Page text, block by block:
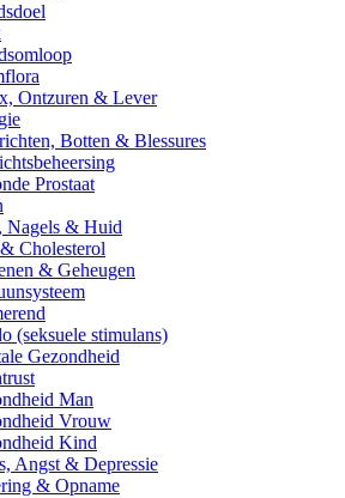
Ontzuren & Lever
Botten & Blessures
Prostaat
Nagels & Huid
Cholesterol
& Geheugen
(seksuele stimulans)
Gezondheid
Man
Vrouw
Kind
Angst & Depressie
& Opname